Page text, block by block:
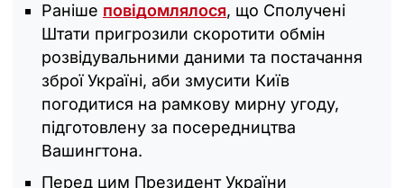
Раніше повідомлялося, що Сполучені
Штати пригрозили скоротити обмін
розвідувальними даними та постачання
зброї Україні, аби змусити Київ
погодитися на рамкову мирну угоду,
підготовлену за посередництва
Вашингтона.
Перед цим Президент України